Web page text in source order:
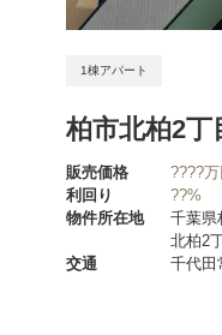
1棟アパート
柏市北柏2丁
販売価格
????万
利回り
??%
物件所在地
千葉県
北柏2
交通
千代田